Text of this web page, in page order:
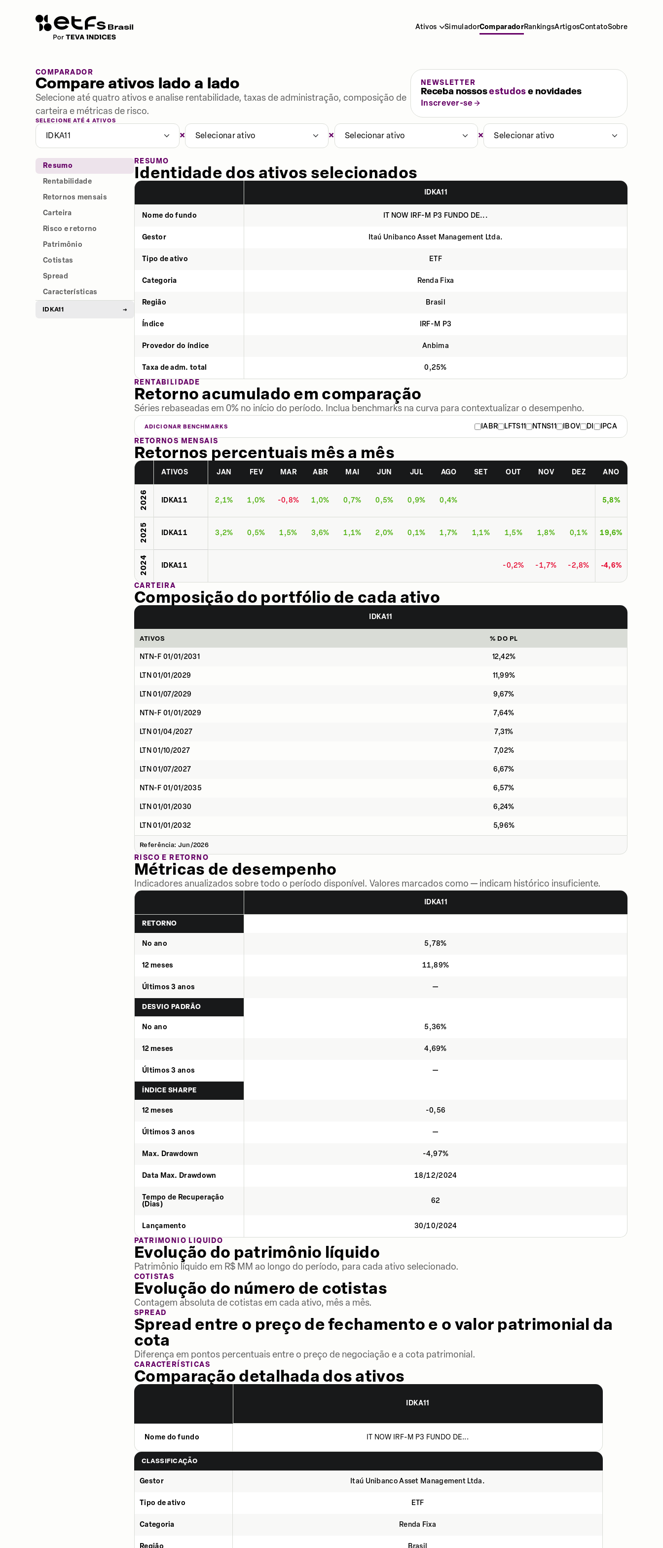
Ativos SimuladorComparadorRankingsArtigosContatoSobre
COMPARADOR
Compare ativos lado a lado
Selecione até quatro ativos e analise rentabilidade, taxas de administração, composição de
carteira e métricas de risco.
NEWSLETTER
Receba nossosestudose novidades
Inscrever-se
SELECIONE ATÉ 4 ATIVOS
IDKA11 × Selecionar ativo × Selecionar ativo × Selecionar ativo
Resumo
Rentabilidade
Retornos mensais
Carteira
Risco e retorno
Patrimônio
Cotistas
Spread
Características
IDKA11 →
RESUMO
Identidade dos ativos selecionados
IDKA11
Nome do fundo IT NOW IRF-M P3 FUNDO DE...
Gestor Itaú Unibanco Asset Management Ltda.
Tipo de ativo ETF
Categoria Renda Fixa
Região Brasil
Índice IRF-M P3
Provedor do índice Anbima
Taxa de adm. total
0,25%
RENTABILIDADE
Retorno acumulado em comparação
Séries rebaseadas em 0% no início do período. Inclua benchmarks na curva para contextualizar o desempenho.
ADICIONAR BENCHMARKS IABR LFTS11 NTNS11 IBOV DI
IPCA
RETORNOS MENSAIS
Retornos percentuais mês a mês
ATIVOS JAN FEV MAR ABR MAI JUN JUL AGO SET OUT NOV DEZ ANO
2026 IDKA11 2,1% 1,0% -0,8% 1,0% 0,7% 0,5% 0,9% 0,4% 5,8%
2025 IDKA11 3,2% 0,5% 1,5% 3,6% 1,1% 2,0% 0,1% 1,7% 1,1% 1,5% 1,8% 0,1% 19,6%
2024 IDKA11 -0,2% -1,7% -2,8% -4,6%
CARTEIRA
Composição do portfólio de cada ativo
IDKA11
ATIVOS % DO PL
NTN-F 01/01/2031 12,42%
LTN 01/01/2029 11,99%
LTN 01/07/2029 9,67%
NTN-F 01/01/2029 7,64%
LTN 01/04/2027 7,31%
LTN 01/10/2027 7,02%
LTN 01/07/2027 6,67%
NTN-F 01/01/2035 6,57%
LTN 01/01/2030 6,24%
LTN 01/01/2032 5,96%
Referência: Jun/2026
RISCO E RETORNO
Métricas de desempenho
Indicadores anualizados sobre todo o período disponível. Valores marcados como — indicam histórico insuficiente.
IDKA11
RETORNO
No ano 5,78%
12 meses 11,89%
Últimos 3 anos —
DESVIO PADRÃO
No ano 5,36%
12 meses 4,69%
Últimos 3 anos —
ÍNDICE SHARPE
12 meses -0,56
Últimos 3 anos —
Max. Drawdown -4,97%
Data Max. Drawdown 18/12/2024
Tempo de Recuperação
(Dias)
62
Lançamento
30/10/2024
PATRIMÔNIO LÍQUIDO
Evolução do patrimônio líquido
Patrimônio líquido em R$ MM ao longo do período, para cada ativo selecionado.
COTISTAS
Evolução do número de cotistas
Contagem absoluta de cotistas em cada ativo, mês a mês.
SPREAD
Spread entre o preço de fechamento e o valor patrimonial da
cota
Diferença em pontos percentuais entre o preço de negociação e a cota patrimonial.
CARACTERÍSTICAS
Comparação detalhada dos ativos
IDKA11
Nome do fundo IT NOW IRF-M P3 FUNDO DE...
CLASSIFICAÇÃO
Gestor Itaú Unibanco Asset Management Ltda.
Tipo de ativo ETF
Categoria Renda Fixa
Região Brasil